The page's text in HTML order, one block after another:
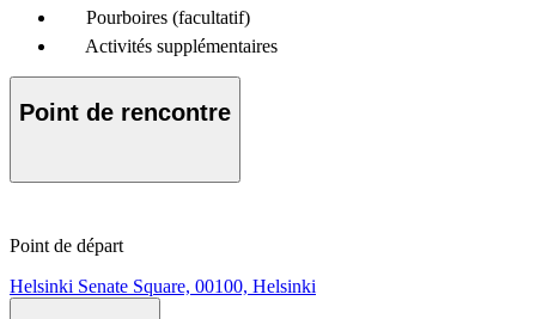
Pourboires (facultatif)
Activités supplémentaires
Point de rencontre
Point de départ
Helsinki Senate Square, 00100, Helsinki